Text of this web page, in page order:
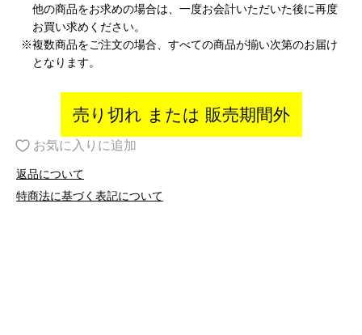
他の商品をお求めの場合は、一度お会計いただいた後に再度
お買い求めください。
※複数商品をご注文の場合、すべての商品が揃い次第のお届け
となります。
売り切れ または 販売期間外
お気に入りに追加
返品について
特商法に基づく表記について